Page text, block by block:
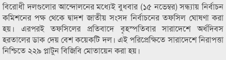
বিরোধী দলগুলোর আন্দোলনের মধ্যেই বুধবার (১৫ নভেম্বর) সন্ধ্যায় নির্বাচন
কমিশনের পক্ষ থেকে দ্বাদশ জাতীয় সংসদ নির্বাচনের তফসিল ঘোষণা করা
হয়। এরপরই তফসিলের প্রতিবাদে বৃহস্পতিবার সারাদেশে অর্ধদিবস
হরতালের ডাক দেয় বেশ কয়েকটি দল। এই পরিপ্রেক্ষিতে সারাদেশে নিরাপত্তা
নিশ্চিতে ২২৯ প্লাটুন বিজিবি মোতায়েন করা হয়।